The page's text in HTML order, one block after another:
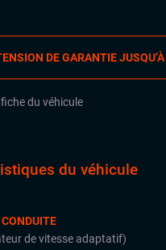
DE GARANTIE
du véhicule
du véhicule
de vitesse adaptatif)